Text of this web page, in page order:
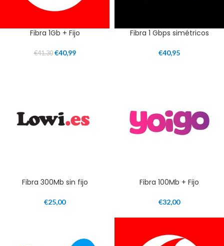
Fibra 1Gb + Fijo
€41,30 €40,99
Fibra 1 Gbps simétricos
€40,95
Fibra 300Mb sin fijo
€25,00
Fibra 100Mb + Fijo
€32,00